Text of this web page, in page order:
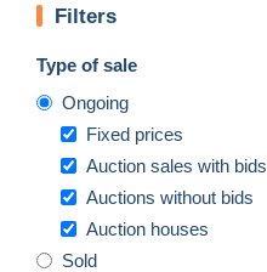
Filters
Type of sale
Ongoing
Fixed prices
Auction sales with bids
Auctions without bids
Auction houses
Sold